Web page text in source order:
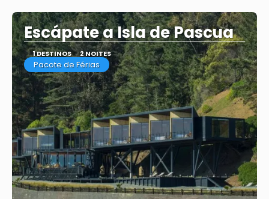
Escápate a Isla de Pascua
1 DESTINOS 2 NOITES
Pacote de Férias